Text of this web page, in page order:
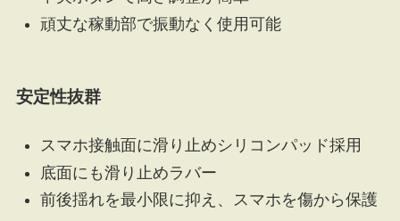
頑丈な稼動部で振動なく使用可能
安定性抜群
スマホ接触面に滑り止めシリコンパッド採用
底面にも滑り止めラバー
前後揺れを最小限に抑え、スマホを傷から保護